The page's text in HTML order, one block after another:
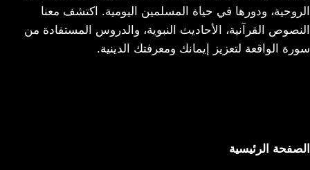
الروحية، ودورها في حياة المسلمين اليومية. اكتشف معنا
النصوص القرآنية، الأحاديث النبوية، والدروس المستفادة من
سورة الواقعة لتعزيز إيمانك ومعرفتك الدينية.
الصفحة الرئيسية